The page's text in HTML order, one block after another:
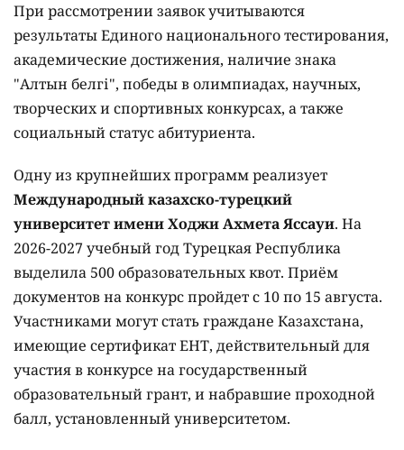
При рассмотрении заявок учитываются
результаты Единого национального тестирования,
академические достижения, наличие знака
"Алтын белгі", победы в олимпиадах, научных,
творческих и спортивных конкурсах, а также
социальный статус абитуриента.
Одну из крупнейших программ реализует
Международный казахско-турецкий
университет имени Ходжи Ахмета Яссауи. На
2026-2027 учебный год Турецкая Республика
выделила 500 образовательных квот. Приём
документов на конкурс пройдет с 10 по 15 августа.
Участниками могут стать граждане Казахстана,
имеющие сертификат ЕНТ, действительный для
участия в конкурсе на государственный
образовательный грант, и набравшие проходной
балл, установленный университетом.